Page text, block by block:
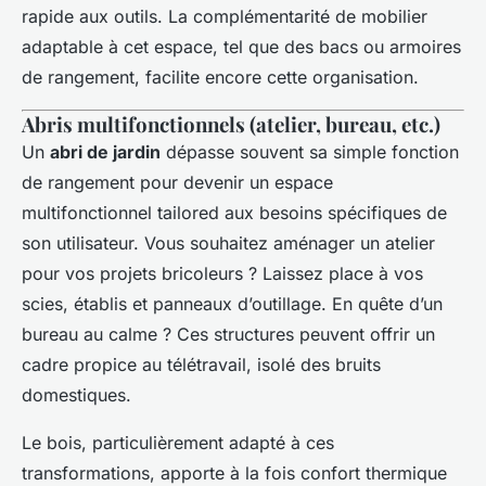
rapide aux outils. La complémentarité de mobilier
adaptable à cet espace, tel que des bacs ou armoires
de rangement, facilite encore cette organisation.
Abris multifonctionnels (atelier, bureau, etc.)
Un abri de jardin dépasse souvent sa simple fonction
de rangement pour devenir un espace
multifonctionnel tailored aux besoins spécifiques de
son utilisateur. Vous souhaitez aménager un atelier
pour vos projets bricoleurs ? Laissez place à vos
scies, établis et panneaux d’outillage. En quête d’un
bureau au calme ? Ces structures peuvent offrir un
cadre propice au télétravail, isolé des bruits
domestiques.
Le bois, particulièrement adapté à ces
transformations, apporte à la fois confort thermique